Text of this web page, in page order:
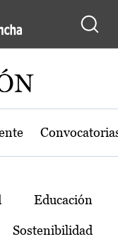
Castilla-La
Educación
Sostenibilidad